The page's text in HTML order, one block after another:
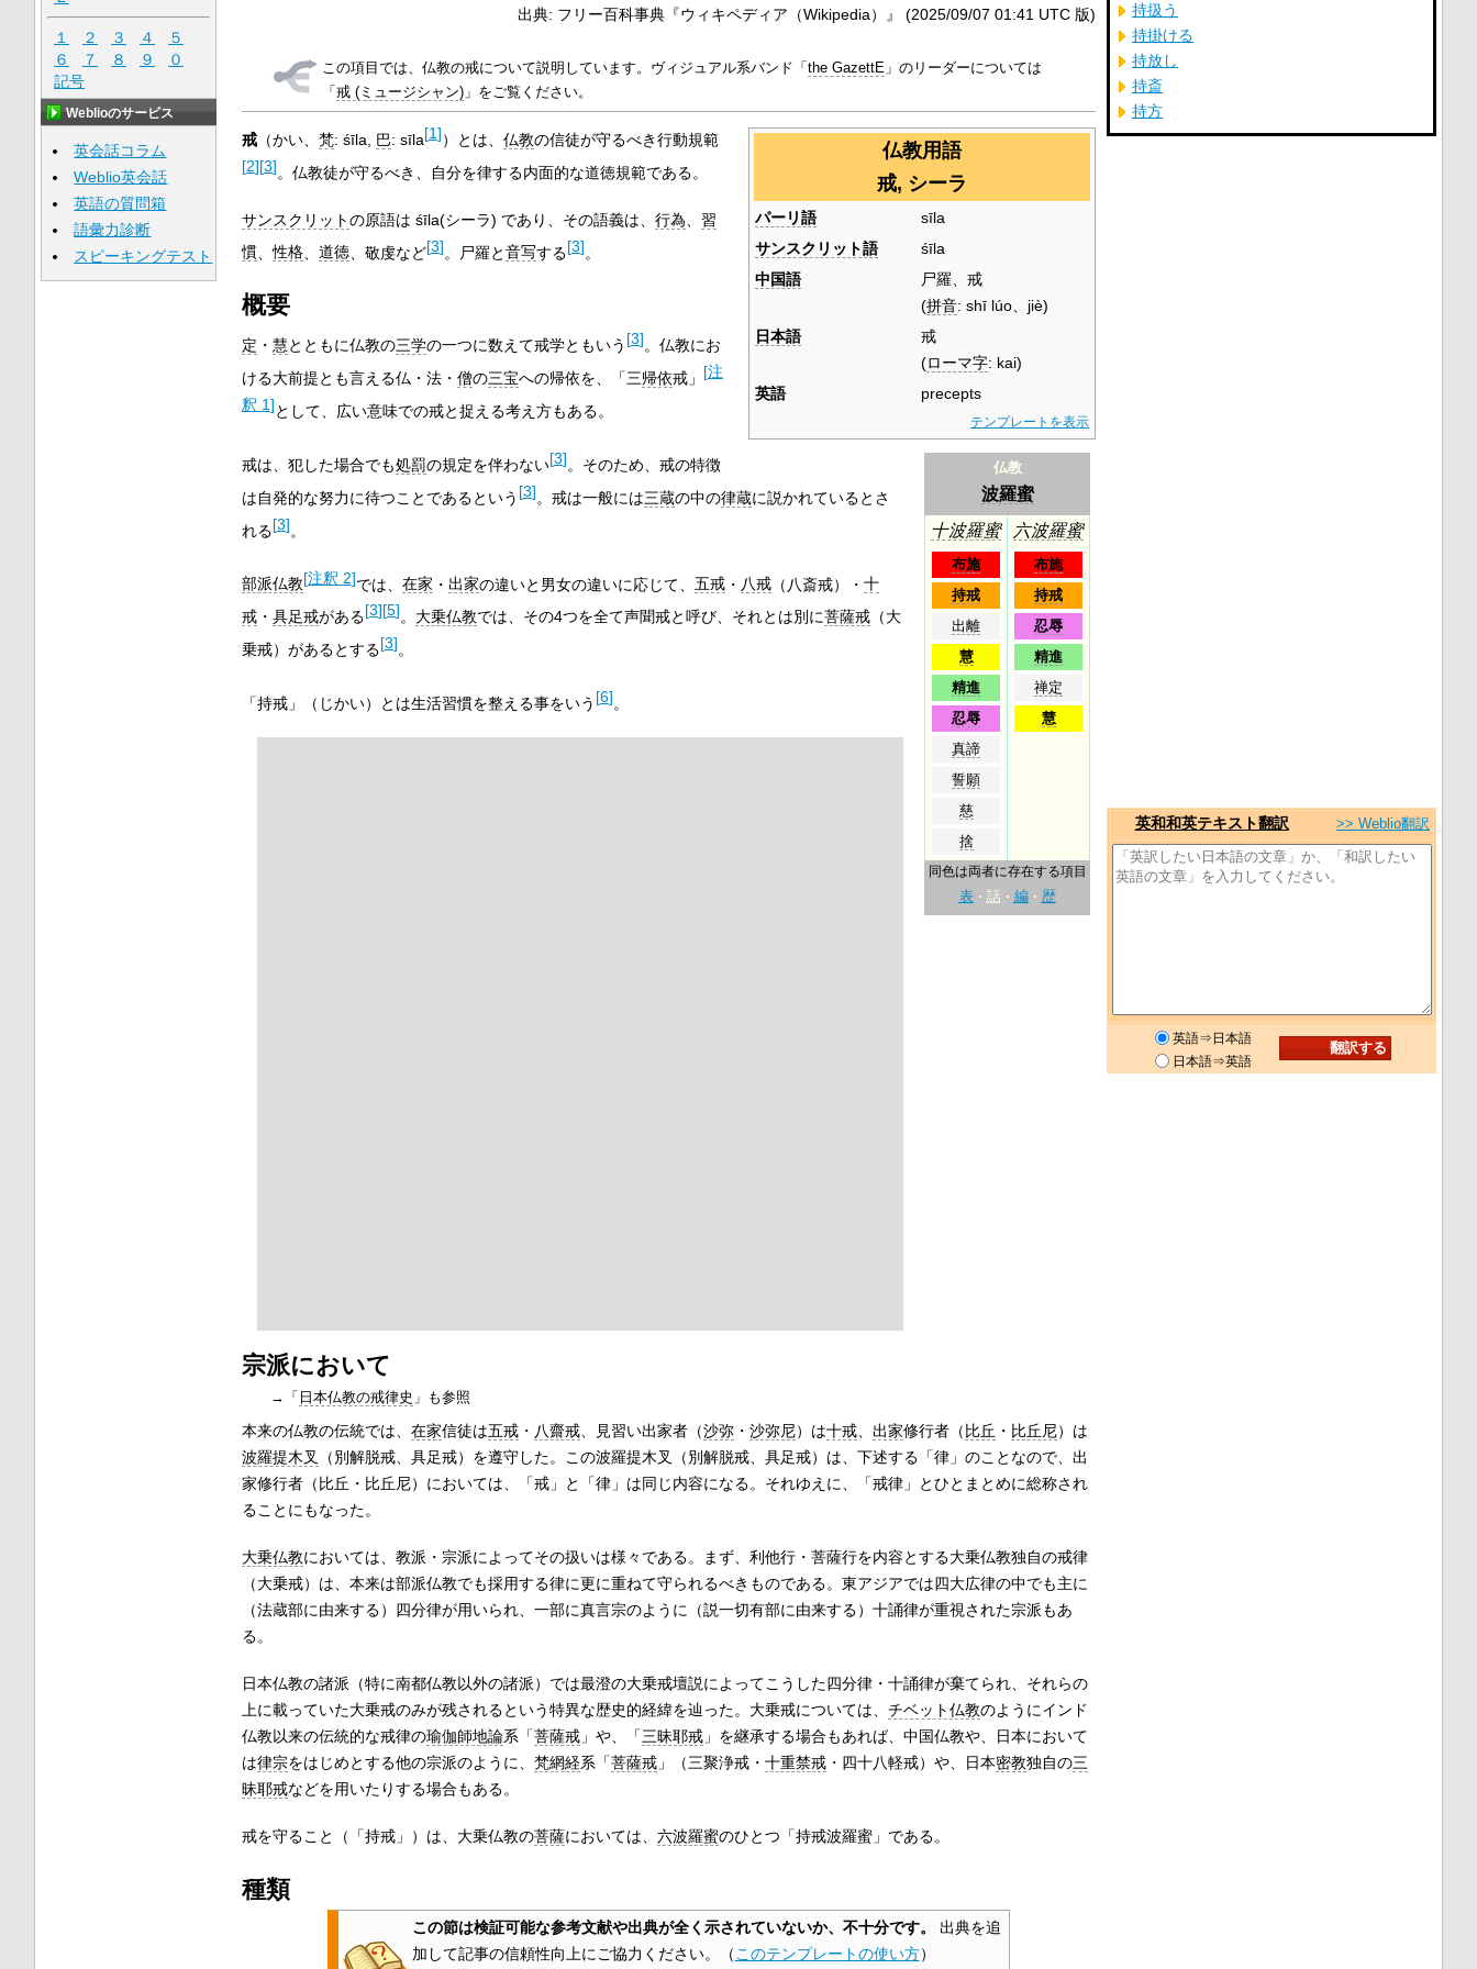
出典: フリー百科事典『ウィキペディア（Wikipedia）』 (2025/09/07 01:41 UTC 版)
この項目では、仏教の戒について説明しています。ヴィジュアル系バンド「 the GazettE」のリーダーについては
「 戒 (ミュージシャン)」をご覧ください。
仏教用語
戒, シーラ
パーリ語
sīla
サンスクリット語
śīla
中国語
尸羅、戒
(拼音: shī lúo、jiè)
日本語
戒
(ローマ字: kai)
英語
precepts
テンプレートを表示
仏教
波羅蜜
十波羅蜜
布施
持戒
出離
慧
精進
忍辱
真諦
誓願
慈
捨
六波羅蜜
布施
持戒
忍辱
精進
禅定
慧
同色は両者に存在する項目
表 話 編 歴
戒（かい、 梵: śīla 巴: sīla[1]）とは、 仏教の信徒が守るべき行動規範
[2][3]。仏教徒が守るべき、自分を律する内面的な道徳規範である。
サンスクリットの原語は śīla(シーラ) であり、その語義は、 行為
習
慣、性格、 道徳、敬虔など[3]。尸羅と音写する[3]。
概要
定 ・ 慧とともに仏教の三学の一つに数えて戒学ともいう [3]。仏教にお
ける大前提とも言える仏・法・ 僧の三宝への帰依を、「三帰依戒」 [注
釈 1]として、広い意味での戒と捉える考え方もある。
戒は、犯した場合でも処罰の規定を伴わない[3]。そのため、戒の特徴
は自発的な努力に待つことであるという [3]。戒は一般には三蔵の中の律蔵に説かれているとさ
れる[3]。
部派仏教[注釈 2]では、 在家 ・ 出家の違いと男女の違いに応じて、 五戒・ 八戒（八斎戒）・ 十
戒・ 具足戒がある[3][5]。 大乗仏教では、その4つを全て声聞戒と呼び、それとは別に菩薩戒（大
乗戒）があるとする[3]。
「持戒」（じかい）とは生活習慣を整える事をいう [6]。
宗派において
→「 日本仏教の戒律史 」も参照
本来の仏教の伝統では、 在家信徒は五戒・ 八齋戒、見習い出家者（沙弥・ 沙弥尼）は十戒、 出家修行者（ 比丘 ・ 比丘尼）は
波羅提木叉
（別解脱戒、具足戒）を遵守した。この波羅提木叉（別解脱戒、具足戒）は、下述する「律」のことなので、出
家修行者（比丘・比丘尼）においては、「戒」と「律」は同じ内容になる。それゆえに、「戒律」とひとまとめに総称され
ることにもなった。
大乗仏教においては、教派・宗派によってその扱いは様々である。まず、利他行・菩薩行を内容とする大乗仏教独自の戒律
（大乗戒）は、本来は部派仏教でも採用する律に更に重ねて守られるべきものである。東アジアでは四大広律の中でも主に
（法蔵部に由来する）四分律が用いられ、一部に真言宗のように（説一切有部に由来する）十誦律が重視された宗派もあ
る。
日本仏教の諸派（特に南都仏教以外の諸派）では最澄の大乗戒壇説によってこうした四分律・十誦律が棄てられ、それらの
上に載っていた大乗戒のみが残されるという特異な歴史的経緯を辿った。大乗戒については、 チベット仏教のようにインド
仏教以来の伝統的な戒律の瑜伽師地論系「菩薩戒」や、「三昧耶戒」を継承する場合もあれば、中国仏教や、日本において
は律宗をはじめとする他の宗派のように、 梵網経系「菩薩戒」（三聚浄戒・ 十重禁戒・四十八軽戒）や、日本密教独自の三
昧耶戒などを用いたりする場合もある。
戒を守ること（「持戒」）は、大乗仏教の菩薩においては、 六波羅蜜のひとつ「持戒波羅蜜」である。
種類
この節は検証可能な参考文献や出典が全く示されていないか、不十分です。
出典を追
加して記事の信頼性向上にご協力ください。
（このテンプレートの使い方）
１ ２ ３ ４
５
６
７ ８ ９
０
記号
Weblioのサービス
英会話コラム
Weblio英会話
英語の質問箱
語彙力診断
スピーキングテスト
持扱う
持掛ける
持放し
持斎
持方
英和和英テキスト翻訳 >> Weblio翻訳
英語⇒日本語
日本語⇒英語